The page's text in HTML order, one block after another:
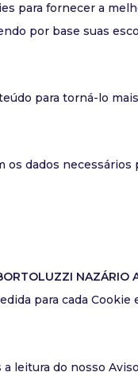
para fornecer a
por base suas
para torná-lo
os dados necessários
NAZÁRIO
para cada Cookie
leitura do nosso